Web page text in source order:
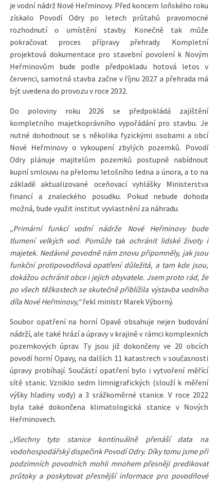
je vodní nádrž Nové Heřminovy. Před koncem loňského roku
získalo Povodí Odry po letech průtahů pravomocné
rozhodnutí o umístění stavby. Konečně tak může
pokračovat proces přípravy přehrady. Kompletní
projektová dokumentace pro stavební povolení k Novým
Heřminovům bude podle předpokladu hotová letos v
červenci, samotná stavba začne v říjnu 2027 a přehrada má
být uvedena do provozu v roce 2032.
Do poloviny roku 2026 se předpokládá zajištění
kompletního majetkoprávního vypořádání pro stavbu. Je
nutné dohodnout se s několika fyzickými osobami a obcí
Nové Heřminovy o vykoupení zbylých pozemků. Povodí
Odry plánuje majitelům pozemků postupně nabídnout
kupní smlouvu na přelomu letošního ledna a února, a to na
základě aktualizované oceňovací vyhlášky Ministerstva
financí a znaleckého posudku. Pokud nebude dohoda
možná, bude využit institut vyvlastnění za náhradu.
„Primární funkcí vodní nádrže Nové Heřminovy bude
tlumení velkých vod. Pomůže tak ochránit lidské životy i
majetek. Nedávné povodně nám znovu připomněly, jak jsou
funkční protipovodňová opatření důležitá, a tam kde jsou,
dokážou ochránit obce i jejich obyvatele. Jsem proto rád, že
po všech těžkostech se skutečně přiblížila výstavba vodního
díla Nové Heřminovy,“řekl ministr Marek Výborný.
Soubor opatření na horní Opavě obsahuje nejen budování
nádrží, ale také hrází a úpravy v krajině v rámci komplexních
pozemkových úprav. Ty jsou již dokončeny ve 20 obcích
povodí horní Opavy, na dalších 11 katastrech v současnosti
úpravy probíhají. Součástí opatření bylo i vytvoření měřící
sítě stanic. Vzniklo sedm limnigrafických (slouží k měření
výšky hladiny vody) a 3 srážkoměrné stanice. V roce 2022
byla také dokončena klimatologická stanice v Nových
Heřminovech.
„Všechny tyto stanice kontinuálně přenáší data na
vodohospodářský dispečink Povodí Odry. Díky tomu jsme při
podzimních povodních mohli mnohem přesněji predikovat
průtoky a poskytovat přesnější informace pro povodňové